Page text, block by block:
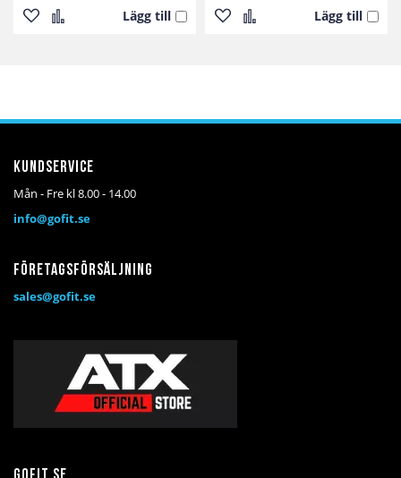
Lägg till
Lägg Lägg
Lägg till
Lägg Lägg
Kundservice
Mån - Fre kl 8.00 - 14.00
info@gofit.se
Företagsförsäljning
sales@gofit.se